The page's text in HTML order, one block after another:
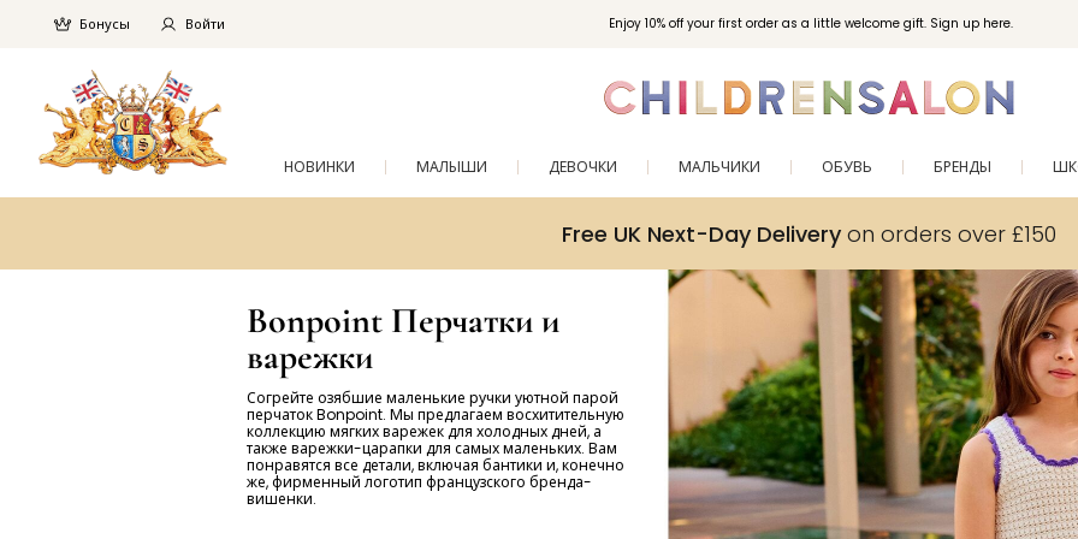
Enjoy 10% off your first order as a little welcome gift. Sign up here.
Бонусы Войти
НОВИНКИ МАЛЫШИ ДЕВОЧКИ МАЛЬЧИКИ ОБУВЬ БРЕНДЫ
Free UK Next-Day Deliveryon orders over £150
Bonpoint Перчатки и
варежки
Согрейте озябшие маленькие ручки уютной парой
перчаток Bonpoint. Мы предлагаем восхитительную
коллекцию мягких варежек для холодных дней, а
также варежки-царапки для самых маленьких. Вам
понравятся все детали, включая бантики и, конечно
же, фирменный логотип французского бренда-
вишенки.